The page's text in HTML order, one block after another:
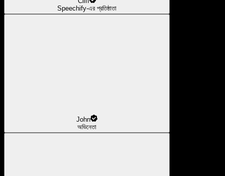
Speechify-এর প্রতিষ্ঠাতা
John
অভিনেতা